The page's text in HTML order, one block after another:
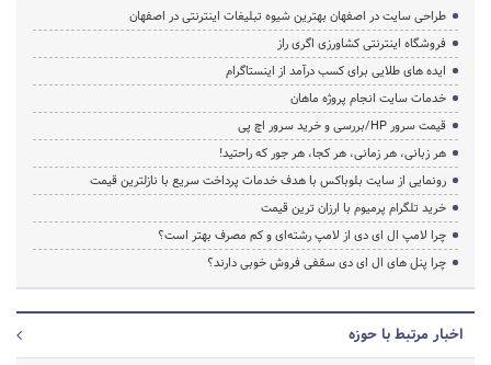
طراحی سایت در اصفهان بهترین شیوه تبلیغات اینترنتی در اصفهان
فروشگاه اینترنتی کشاورزی اگری راز
ایده های طلایی برای کسب درآمد از اینستاگرام
خدمات سایت انجام پروژه ماهان
قیمت سرور HP/بررسی و خرید سرور اچ پی
هر زبانی، هر زمانی، هر کجا، هر جور که راحتید!
رونمایی از سایت بلوباکس با هدف خدمات پرداخت سریع با نازلترین قیمت
خرید تلگرام پرمیوم با ارزان ترین قیمت
چرا لامپ ال ای دی از لامپ رشته‌ای و کم مصرف بهتر است؟
چرا پنل های ال ای دی سقفی فروش خوبی دارند؟
اخبار مرتبط با حوزه